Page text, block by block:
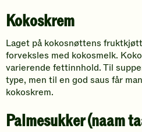
Kokoskrem
Laget på kokosnøttens
forveksles med kokosmelk.
varierende fettinnhold. Til
type, men til en god saus får
kokoskrem.
Palmesukker (naam